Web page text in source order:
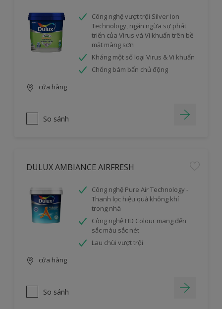
Công nghệ vượt trội Silver Ion
Technology, ngăn ngừa sự phát
triển của Virus và Vi khuẩn trên bề
mặt màng sơn
Kháng một số loại Virus & Vi khuẩn
Chống bám bẩn chủ động
cửa hàng
So sánh
DULUX AMBIANCE AIRFRESH
Công nghệ Pure Air Technology -
Thanh lọc hiệu quả không khí
trong nhà
Công nghệ HD Colour mang đến
sắc màu sắc nét
Lau chùi vượt trội
cửa hàng
So sánh